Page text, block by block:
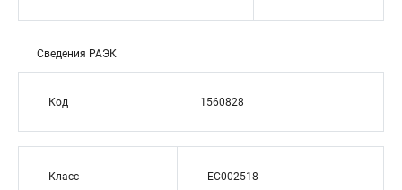
Сведения РАЭК
Код 1560828
Класс EC002518